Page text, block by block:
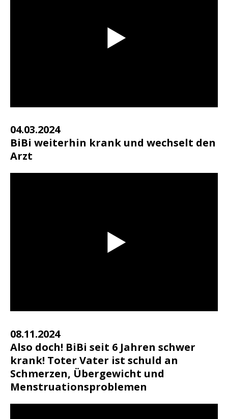
04.03.2024
BiBi weiterhin krank und wechselt den
Arzt
08.11.2024
Also doch! BiBi seit 6 Jahren schwer
krank! Toter Vater ist schuld an
Schmerzen, Übergewicht und
Menstruationsproblemen